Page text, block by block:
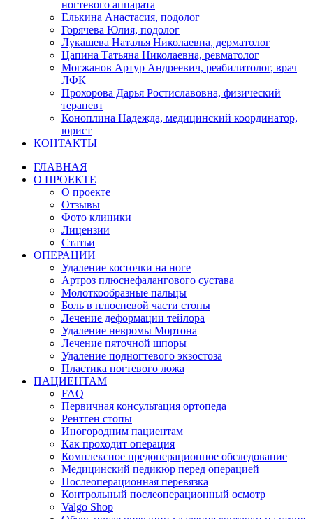
ногтевого аппарата
Елькина Анастасия, подолог
Горячева Юлия, подолог
Лукашева Наталья Николаевна, дерматолог
Цапина Татьяна Николаевна, ревматолог
Могжанов Артур Андреевич, реабилитолог, врач
ЛФК
Прохорова Дарья Ростиславовна, физический
терапевт
Коноплина Надежда, медицинский координатор,
юрист
КОНТАКТЫ
ГЛАВНАЯ
О ПРОЕКТЕ
О проекте
Отзывы
Фото клиники
Лицензии
Статьи
ОПЕРАЦИИ
Удаление косточки на ноге
Артроз плюснефалангового сустава
Молоткообразные пальцы
Боль в плюсневой части стопы
Лечение деформации тейлора
Удаление невромы Мортона
Лечение пяточной шпоры
Удаление подногтевого экзостоза
Пластика ногтевого ложа
ПАЦИЕНТАМ
FAQ
Первичная консультация ортопеда
Рентген стопы
Иногородним пациентам
Как проходит операция
Комплексное предоперационное обследование
Медицинский педикюр перед операцией
Послеоперационная перевязка
Контрольный послеоперационный осмотр
Valgo Shop